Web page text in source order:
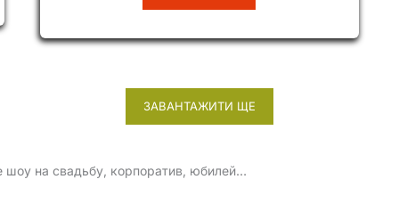
КОЦЮБИНСКИЙ
ЗАВАНТАЖИТИ ЩЕ
шоу на свадьбу, корпоратив, юбилей…